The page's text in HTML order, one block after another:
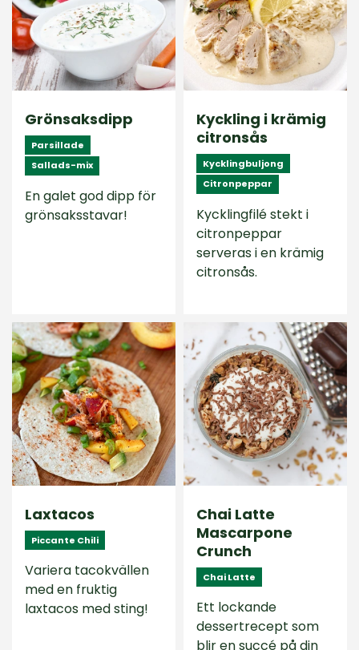
Grönsaksdipp
Parsillade
Sallads-mix
En galet god dipp för
grönsaksstavar!
Kyckling i krämig
citronsås
Kycklingbuljong
Citronpeppar
Kycklingfilé stekt i
citronpeppar
serveras i en krämig
citronsås.
Laxtacos
Piccante Chili
Variera tacokvällen
med en fruktig
laxtacos med sting!
Chai Latte
Mascarpone
Crunch
Chai Latte
Ett lockande
dessertrecept som
blir en succé på din